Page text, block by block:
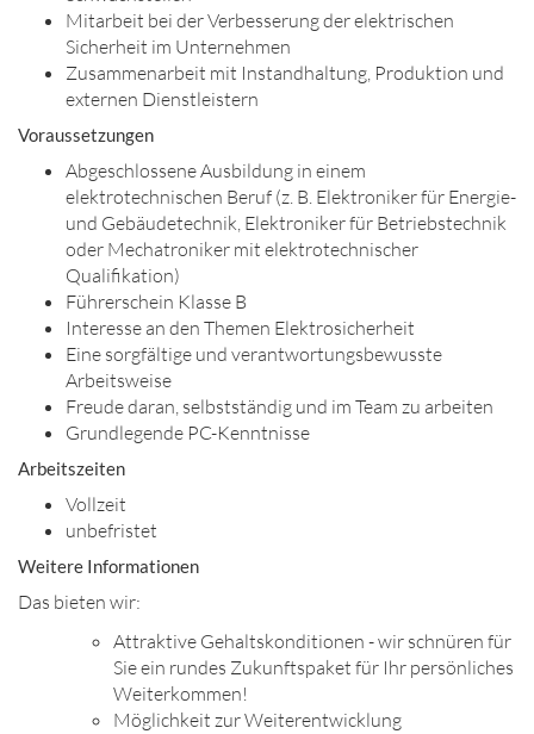
Mitarbeit bei der Verbesserung der elektrischen
Sicherheit im Unternehmen
Zusammenarbeit mit Instandhaltung, Produktion und
externen Dienstleistern
Voraussetzungen
Abgeschlossene Ausbildung in einem
elektrotechnischen Beruf (z. B. Elektroniker für Energie-
und Gebäudetechnik, Elektroniker für Betriebstechnik
oder Mechatroniker mit elektrotechnischer
Qualifikation)
Führerschein Klasse B
Interesse an den Themen Elektrosicherheit
Eine sorgfältige und verantwortungsbewusste
Arbeitsweise
Freude daran, selbstständig und im Team zu arbeiten
Grundlegende PC-Kenntnisse
Arbeitszeiten
Vollzeit
unbefristet
Weitere Informationen
Das bieten wir:
Attraktive Gehaltskonditionen - wir schnüren für
Sie ein rundes Zukunftspaket für Ihr persönliches
Weiterkommen!
Möglichkeit zur Weiterentwicklung